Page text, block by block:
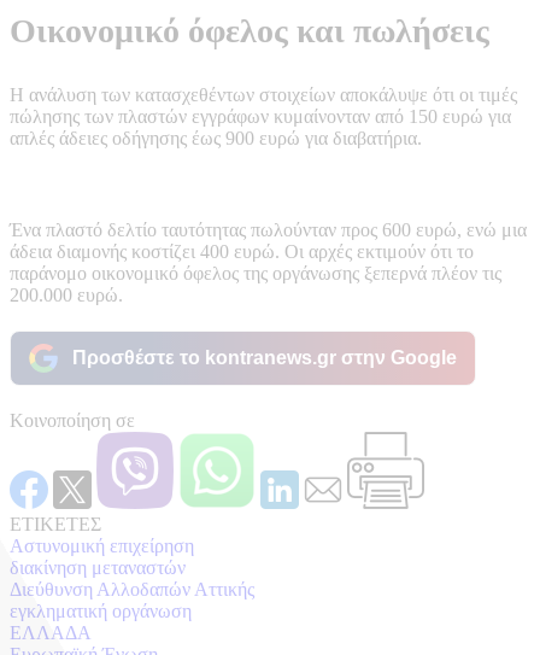
Οικονομικό όφελος και πωλήσεις
Η ανάλυση των κατασχεθέντων στοιχείων αποκάλυψε ότι οι τιμές
πώλησης των πλαστών εγγράφων κυμαίνονταν από 150 ευρώ για
απλές άδειες οδήγησης έως 900 ευρώ για διαβατήρια.
Ένα πλαστό δελτίο ταυτότητας πωλούνταν προς 600 ευρώ, ενώ μια
άδεια διαμονής κοστίζει 400 ευρώ. Οι αρχές εκτιμούν ότι το
παράνομο οικονομικό όφελος της οργάνωσης ξεπερνά πλέον τις
200.000 ευρώ.
Προσθέστε το kontranews.gr στην Google
Κοινοποίηση σε
ΕΤΙΚΕΤΕΣ
Αστυνομική επιχείρηση
διακίνηση μεταναστών
Διεύθυνση Αλλοδαπών Αττικής
εγκληματική οργάνωση
ΕΛΛΑΔΑ